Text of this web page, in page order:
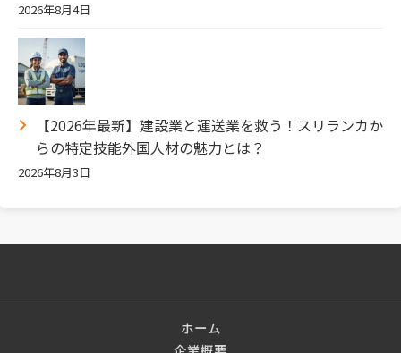
2026年8月4日
【2026年最新】建設業と運送業を救う！スリランカか
らの特定技能外国人材の魅力とは？
2026年8月3日
ホーム